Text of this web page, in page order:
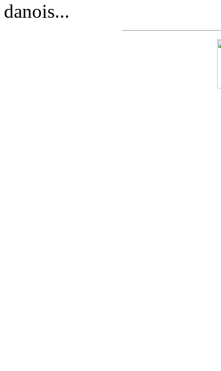
danois...